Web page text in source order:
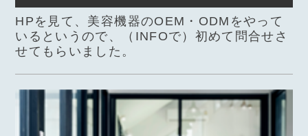
HPを見て、美容機器のOEM・ODMをやって
いるというので、（INFOで）初めて問合せさ
せてもらいました。